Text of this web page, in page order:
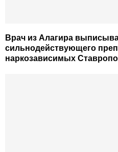
Врач из Алагира
сильнодействующего
наркозависимых